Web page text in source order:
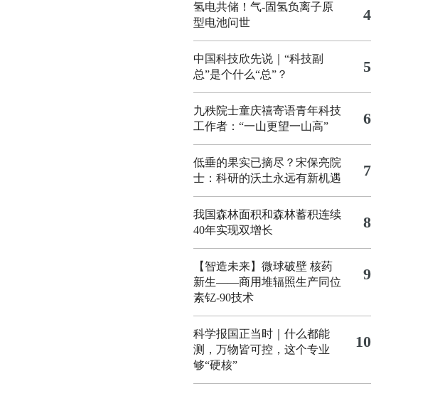
氢电共储！气-固氢负离子原
型电池问世
4
中国科技欣先说｜“科技副
总”是个什么“总”？
5
九秩院士童庆禧寄语青年科技
工作者：“一山更望一山高”
6
低垂的果实已摘尽？宋保亮院
士：科研的沃土永远有新机遇
7
我国森林面积和森林蓄积连续
40年实现双增长
8
【智造未来】微球破壁 核药
新生——商用堆辐照生产同位
素钇-90技术
9
科学报国正当时｜什么都能
测，万物皆可控，这个专业
够“硬核”
10